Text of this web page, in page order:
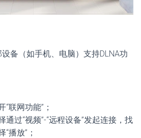
备（如手机、电脑）支持DLNA功
联网功能”；
通过“视频”-“远程设备”发起连接，找
播放”；